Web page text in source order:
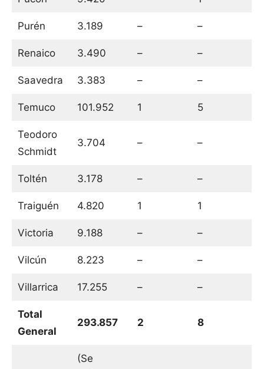
Purén 3.189 – –
Renaico 3.490 – –
Saavedra 3.383 – –
Temuco 101.952 1 5
Teodoro
Schmidt
3.704 – –
Toltén 3.178 – –
Traiguén 4.820 1 1
Victoria 9.188 – –
Vilcún 8.223 – –
Villarrica 17.255 – –
Total
General
293.857 2 8
(Se